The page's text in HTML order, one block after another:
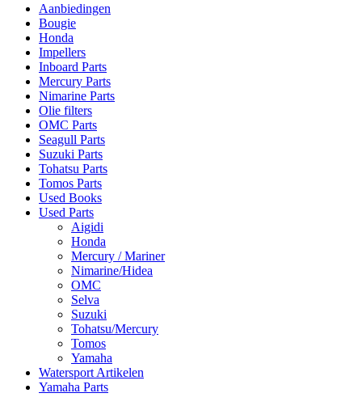
Aanbiedingen
Bougie
Honda
Impellers
Inboard Parts
Mercury Parts
Nimarine Parts
Olie filters
OMC Parts
Seagull Parts
Suzuki Parts
Tohatsu Parts
Tomos Parts
Used Books
Used Parts
Aigidi
Honda
Mercury / Mariner
Nimarine/Hidea
OMC
Selva
Suzuki
Tohatsu/Mercury
Tomos
Yamaha
Watersport Artikelen
Yamaha Parts